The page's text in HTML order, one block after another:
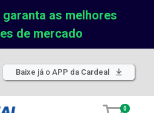
as melhores
de mercado
Baixe já o APP da Cardeal
0